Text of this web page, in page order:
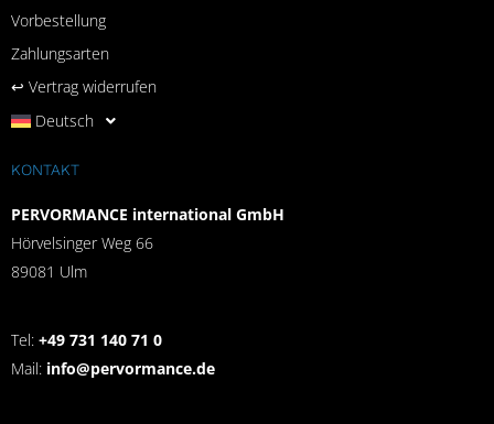
Vorbestellung
Zahlungsarten
↩︎ Vertrag widerrufen
Deutsch
KONTAKT
PERVORMANCE international GmbH
Hörvelsinger Weg 66
89081 Ulm
Tel: +49 731 140 71 0
Mail: info@pervormance.de